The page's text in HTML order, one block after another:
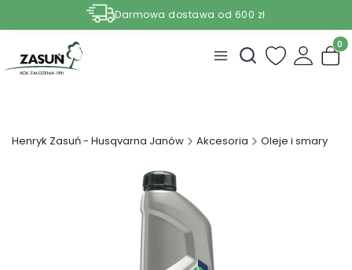
Darmowa dostawa od 600 zł
zobacz
Otwórz
Henryk Zasuń - Husqvarna Janów Akcesoria Oleje i smary